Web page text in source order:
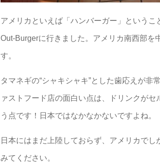
アメリカといえば「ハンバーガー」という
Out-Burgerに行きました。アメリカ南西部
す。
タマネギの“シャキシャキ”とした歯応えが
ァストフード店の面白い点は、ドリンクが
う点です！日本ではなかなかないですよね。
日本にはまだ上陸しておらず、アメリカで
みてください。